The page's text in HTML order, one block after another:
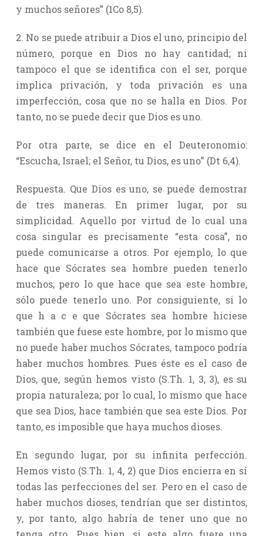
y muchos señores” (1Co 8,5).
2. No se puede atribuir a Dios el uno, principio del
número, porque en Dios no hay cantidad; ni
tampoco el que se identifica con el ser, porque
implica privación, y toda privación es una
imperfección, cosa que no se halla en Dios. Por
tanto, no se puede decir que Dios es uno.
Por otra parte, se dice en el Deuteronomio:
“Escucha, Israel; el Señor, tu Dios, es uno” (Dt 6,4).
Respuesta. Que Dios es uno, se puede demostrar
de tres maneras. En primer lugar, por su
simplicidad. Aquello por virtud de lo cual una
cosa singular es precisamente “esta cosa”, no
puede comunicarse a otros. Por ejemplo, lo que
hace que Sócrates sea hombre pueden tenerlo
muchos; pero lo que hace que sea este hombre,
sólo puede tenerlo uno. Por consiguiente, si lo
que h a c e que Sócrates sea hombre hiciese
también que fuese este hombre, por lo mismo que
no puede haber muchos Sócrates, tampoco podría
haber muchos hombres. Pues éste es el caso de
Dios, que, según hemos visto (S.Th. 1, 3, 3), es su
propia naturaleza; por lo cual, lo mismo que hace
que sea Dios, hace también que sea este Dios. Por
tanto, es imposible que haya muchos dioses.
En segundo lugar, por su infinita perfección.
Hemos visto (S.Th. 1, 4, 2) que Dios encierra en sí
todas las perfecciones del ser. Pero en el caso de
haber muchos dioses, tendrían que ser distintos,
y, por tanto, algo habría de tener uno que no